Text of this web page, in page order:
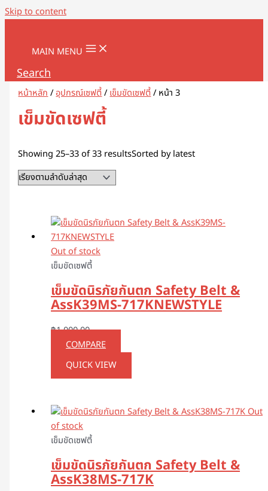
Skip to content
MAIN MENU
Search
หน้าหลัก/อุปกรณ์เซฟตี้/เข็มขัดเซฟตี้/ หน้า 3
เข็มขัดเซฟตี้
Showing 25–33 of 33 resultsSorted by latest
Out of stock
เข็มขัดเซฟตี้
เข็มขัดนิรภัยกันตก Safety Belt &
AssK39MS-717KNEWSTYLE
฿1,000.00
COMPARE
QUICK VIEW
Out
of stock
เข็มขัดเซฟตี้
เข็มขัดนิรภัยกันตก Safety Belt &
AssK38MS-717K